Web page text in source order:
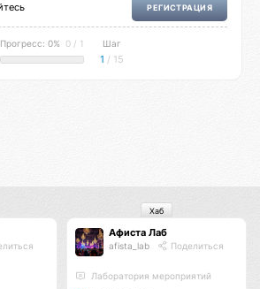
РЕГИСТРАЦИЯ
Прогресс: 0% 0 / 1 Шаг
1 / 15
Афиста Лаб
afista_lab Поделиться
Лаборатория мероприятий
Хаб